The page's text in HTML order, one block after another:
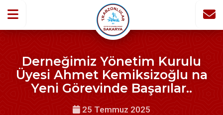
Derneğimiz Yönetim Kurulu
Üyesi Ahmet Kemiksizoğlu na
Yeni Görevinde Başarılar..
25 Temmuz 2025